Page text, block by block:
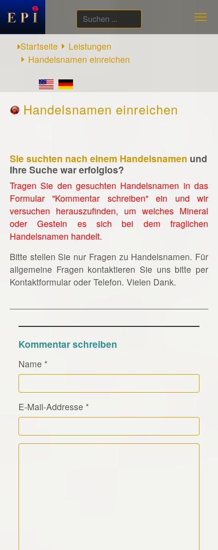
Suchen
...
Startseite
Leistungen
Handelsnamen einreichen
Handelsnamen einreichen
Sie suchten nach einem Handelsnamen und
Ihre Suche war erfolglos?
Tragen Sie den gesuchten Handelsnamen in das
Formular "Kommentar schreiben" ein und wir
versuchen herauszufinden, um welches Mineral
oder Gestein es sich bei dem fraglichen
Handelsnamen handelt.
Bitte stellen Sie nur Fragen zu Handelsnamen. Für
allgemeine Fragen kontaktieren Sie uns bitte per
Kontaktformular oder Telefon. Vielen Dank.
Kommentar schreiben
Name *
E-Mail-Addresse *
Kommentar Text